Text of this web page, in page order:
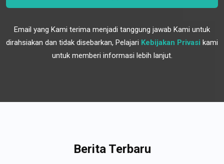
Email yang Kami terima menjadi tanggung jawab Kami untuk
dirahsiakan dan tidak disebarkan, Pelajari Kebijakan Privasi kami
untuk memberi informasi lebih lanjut.
Berita Terbaru